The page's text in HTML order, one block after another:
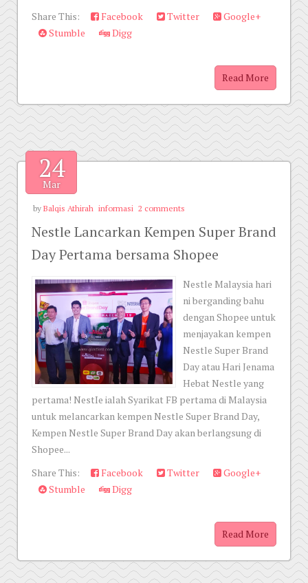
Share This:
Facebook Twitter
Google+
Stumble
Digg
Read More
24
Mar
by Balqis Athirah informasi 2 comments
Nestle Lancarkan Kempen Super Brand
Day Pertama bersama Shopee
Nestle Malaysia hari
ni berganding bahu
dengan Shopee untuk
menjayakan kempen
Nestle Super Brand
Day atau Hari Jenama
Hebat Nestle yang
pertama! NestIe ialah Syarikat FB pertama di Malaysia
untuk melancarkan kempen Nestle Super Brand Day,
Kempen Nestle Super Brand Day akan berlangsung di
Shopee...
Share This:
Facebook Twitter
Google+
Stumble
Digg
Read More